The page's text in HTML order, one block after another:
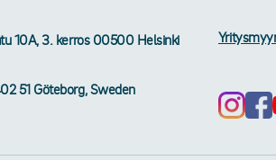
10A, 3. kerros 00500 Helsinki
51 Göteborg, Sweden